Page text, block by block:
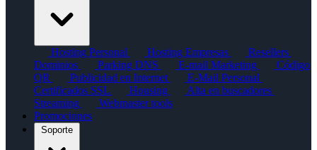
Hosting Personal Hosting Empresas
Resellers
Dominios
Parking DNS E-mail Marketing
Código
QR
Publicidad en Internet
E-Mail Personal
Certificados SSL
Housing
Alta en buscadores
Streaming
Webmaster tools
Promociones
Soporte